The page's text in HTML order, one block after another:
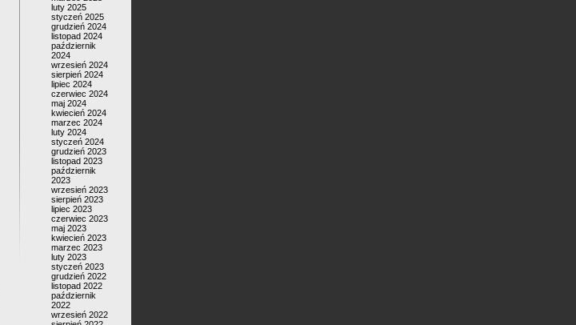
luty 2025
styczeń 2025
grudzień 2024
listopad 2024
październik
2024
wrzesień 2024
sierpień 2024
lipiec 2024
czerwiec 2024
maj 2024
kwiecień 2024
marzec 2024
luty 2024
styczeń 2024
grudzień 2023
listopad 2023
październik
2023
wrzesień 2023
sierpień 2023
lipiec 2023
czerwiec 2023
maj 2023
kwiecień 2023
marzec 2023
luty 2023
styczeń 2023
grudzień 2022
listopad 2022
październik
2022
wrzesień 2022